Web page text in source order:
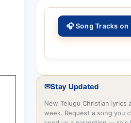
🎧 Song Tracks on
✉Stay Updated
New Telugu Christian lyrics
week. Request a song you